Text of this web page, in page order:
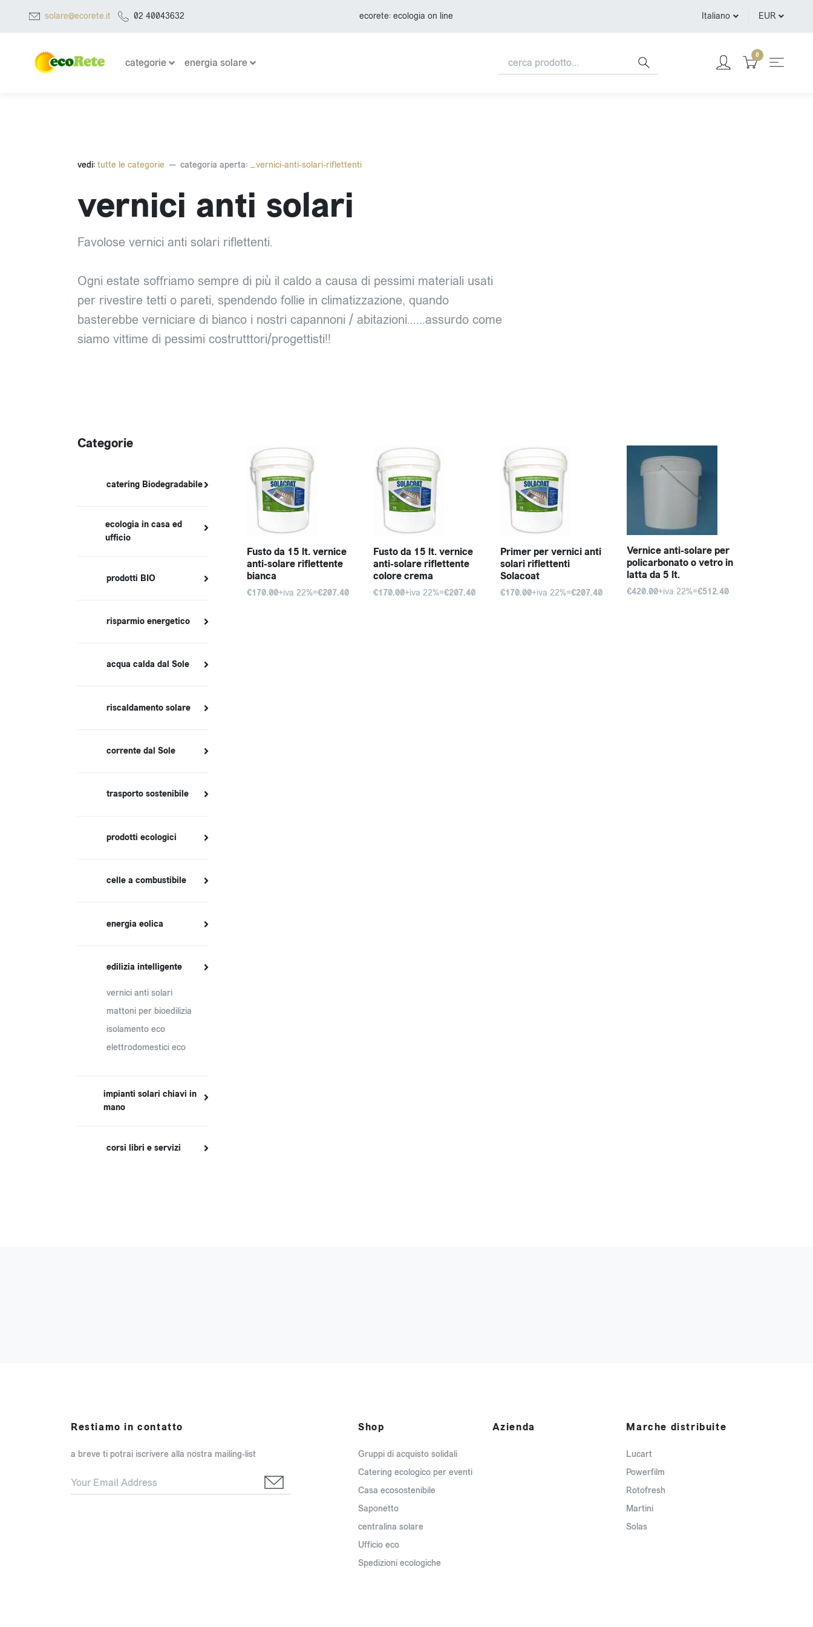
solare@ecorete.it 02 40043632 ecorete: ecologia on line Italiano EUR
categorie energia solare
0
vedi: tutte le categorie categoria aperta: _vernici-anti-solari-riflettenti
vernici anti solari
Favolose vernici anti solari riflettenti.
Ogni estate soffriamo sempre di più il caldo a causa di pessimi materiali usati
per rivestire tetti o pareti, spendendo follie in climatizzazione, quando
basterebbe verniciare di bianco i nostri capannoni / abitazioni......assurdo come
siamo vittime di pessimi costrutttori/progettisti!!
Fusto da 15 lt. vernice
anti-solare riflettente
bianca
€170.00+iva 22%=€207.40
Fusto da 15 lt. vernice
anti-solare riflettente
colore crema
€170.00+iva 22%=€207.40
Primer per vernici anti
solari riflettenti
Solacoat
€170.00+iva 22%=€207.40
Vernice anti-solare per
policarbonato o vetro in
latta da 5 lt.
€420.00+iva 22%=€512.40
Categorie
catering Biodegradabile
ecologia in casa ed
ufficio
prodotti BIO
risparmio energetico
acqua calda dal Sole
riscaldamento solare
corrente dal Sole
trasporto sostenibile
prodotti ecologici
celle a combustibile
energia eolica
edilizia intelligente
vernici anti solari
mattoni per bioedilizia
isolamento eco
elettrodomestici eco
impianti solari chiavi in
mano
corsi libri e servizi
Restiamo in contatto
a breve ti potrai iscrivere alla nostra mailing-list
Shop
Gruppi di acquisto solidali
Catering ecologico per eventi
Casa ecosostenibile
Saponetto
centralina solare
Ufficio eco
Spedizioni ecologiche
Azienda Marche distribuite
Lucart
Powerfilm
Rotofresh
Martini
Solas